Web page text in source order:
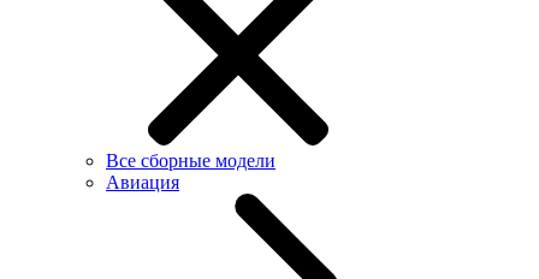
Все сборные модели
Авиация